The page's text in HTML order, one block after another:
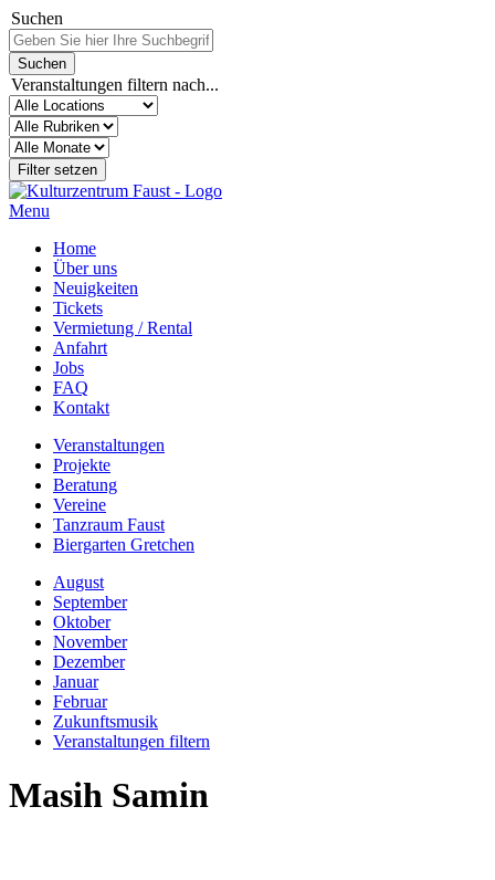
Suchen
Veranstaltungen filtern nach...
Menu
Home
Über uns
Neuigkeiten
Tickets
Vermietung / Rental
Anfahrt
Jobs
FAQ
Kontakt
Veranstaltungen
Projekte
Beratung
Vereine
Tanzraum Faust
Biergarten Gretchen
August
September
Oktober
November
Dezember
Januar
Februar
Zukunftsmusik
Veranstaltungen filtern
Masih Samin